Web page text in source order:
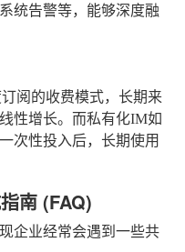
统告警等，能够深度融
阅的收费模式，长期来
性增长。而私有化IM如
次性投入后，长期使用
南 (FAQ)
企业经常会遇到一些共